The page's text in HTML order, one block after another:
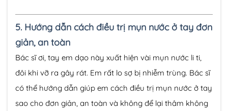
5. Hướng dẫn cách điều trị mụn nước ở tay đơn
giản, an toàn
Bác sĩ ơi, tay em dạo này xuất hiện vài mụn nước li ti,
đôi khi vỡ ra gây rát. Em rất lo sợ bị nhiễm trùng. Bác sĩ
có thể hướng dẫn giúp em cách điều trị mụn nước ở tay
sao cho đơn giản, an toàn và không để lại thâm không